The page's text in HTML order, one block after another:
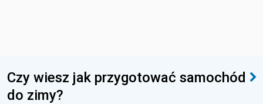
Czy wiesz jak przygotować samochód
do zimy?